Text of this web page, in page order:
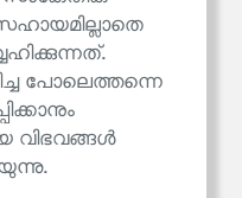
പോലെത്തന്നെ
വിഭവങ്ങൾ